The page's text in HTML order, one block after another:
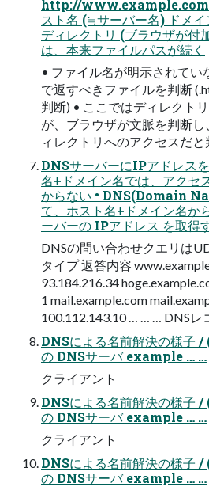
http://www.example.com/
スト名 (≒サーバー名) ドメイ
ディレクトリ (ブラウザが付
は、本来ファイルパスが続く
• ファイル名が明示されてい
で返すべきファイルを判断
判断) • ここではディレクト
が、ブラウザが文脈を判断
ィレクトリへのアクセスだと
DNSサーバーにIPアドレス
名+ドメイン名では、アクセ
からない • DNS(Domain
て、ホスト名+ドメイン名か
ーバーの IPアドレス を取得
DNSの問い合わせクエリは
タイプ 返答内容
93.184.216.34
1 mail.example.com
100.112.143.10 … … … DNSレ
DNSによる名前解決の様子
の DNSサーバ example … …
クライアント
DNSによる名前解決の様子
の DNSサーバ example … …
クライアント
DNSによる名前解決の様子
の DNSサーバ example … …